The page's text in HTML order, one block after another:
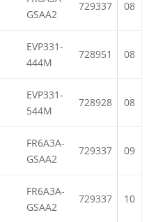
GSAA2
729337 08
EVP331-
444M
728951 08
EVP331-
544M
728928 08
FR6A3A-
GSAA2
729337 09
FR6A3A-
GSAA2
729337 10